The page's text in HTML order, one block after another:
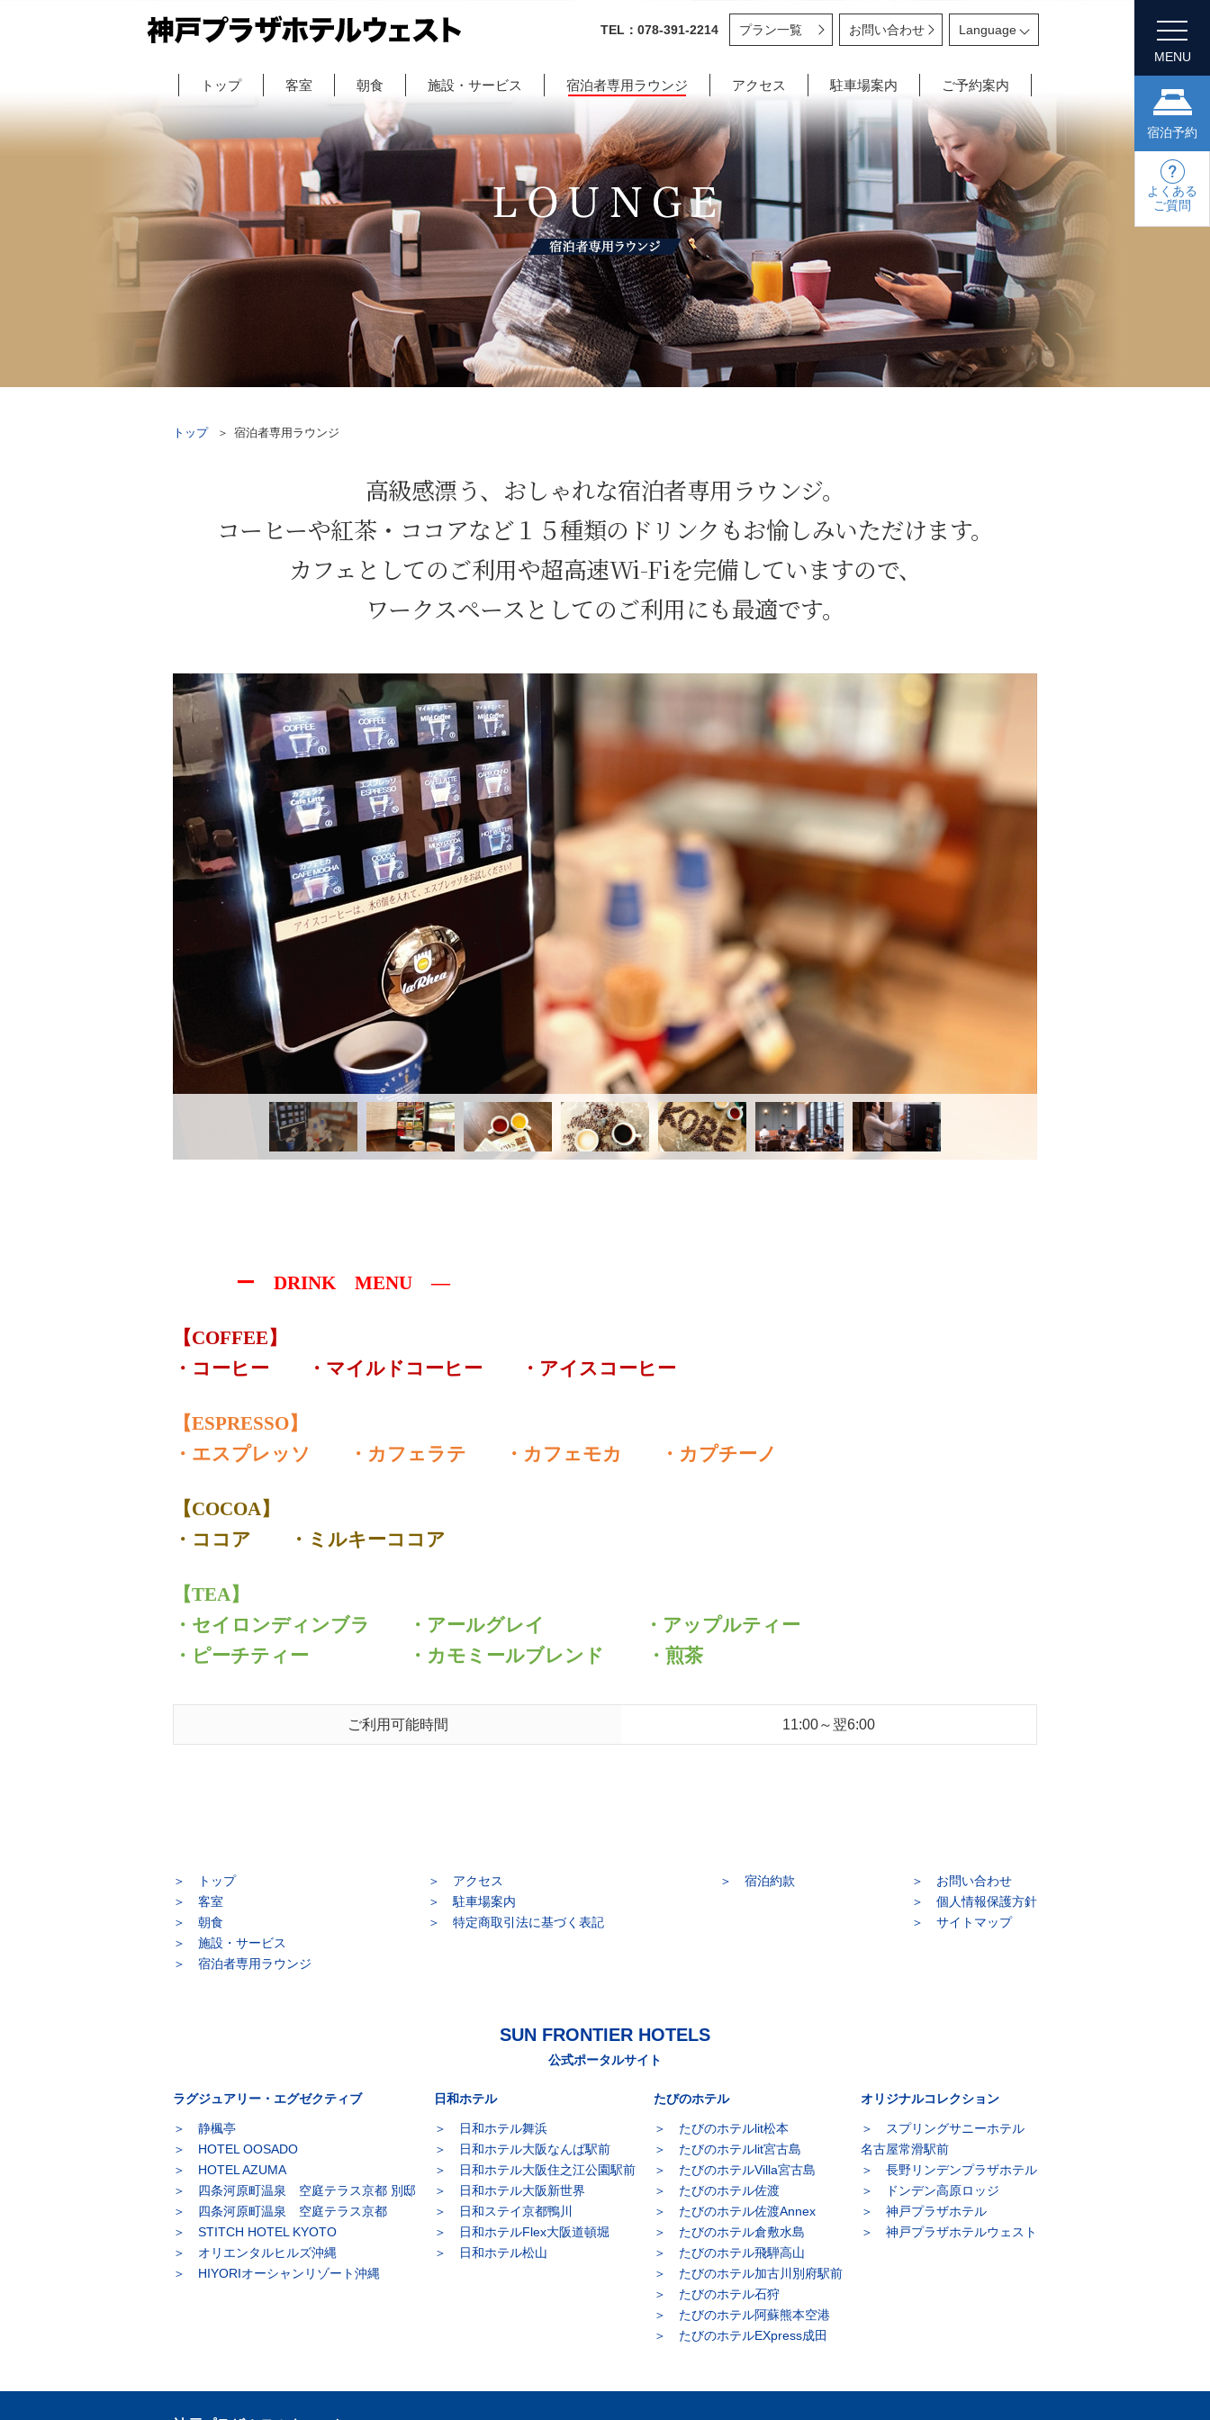
TEL：078-391-2214 プラン一覧 お問い合わせ
トップ 客室 朝食 施設・サービス 宿泊者専用ラウンジ アクセス 駐車場案内 ご予約案内
宿泊予約
MENU
よくある
ご質問
トップ 宿泊者専用ラウンジ
宿泊者専用ラウンジ
高級感漂う、おしゃれな宿泊者専用ラウンジ。
コーヒーや紅茶・ココアなど１５種類のドリンクもお愉しみいただけます。
カフェとしてのご利用や超高速Wi-Fiを完備していますので、
ワークスペースとしてのご利用にも最適です。
ー DRINK MENU ―
【COFFEE】
・コーヒー ・マイルドコーヒー ・アイスコーヒー
【ESPRESSO】
・エスプレッソ ・カフェラテ ・カフェモカ ・カプチーノ
【COCOA】
・ココア ・ミルキーココア
【TEA】
・セイロンディンブラ ・アールグレイ ・アップルティー
・ピーチティー ・カモミールブレンド ・煎茶
ご利用可能時間 11:00～翌6:00
トップ
客室
朝食
施設・サービス
宿泊者専用ラウンジ
アクセス
駐車場案内
特定商取引法に基づく表記
宿泊約款
お問い合わせ
個人情報保護方針
サイトマップ
SUN FRONTIER HOTELS
公式ポータルサイト
ラグジュアリー・エグゼクティブ
静楓亭
HOTEL OOSADO
HOTEL AZUMA
四条河原町温泉 空庭テラス京都 別邸
四条河原町温泉 空庭テラス京都
STITCH HOTEL KYOTO
オリエンタルヒルズ沖縄
HIYORIオーシャンリゾート沖縄
日和ホテル
日和ホテル舞浜
日和ホテル大阪なんば駅前
日和ホテル大阪住之江公園駅前
日和ホテル大阪新世界
日和ステイ京都鴨川
日和ホテルFlex大阪道頓堀
日和ホテル松山
たびのホテル
たびのホテルlit松本
たびのホテルlit宮古島
たびのホテルVilla宮古島
たびのホテル佐渡
たびのホテル佐渡Annex
たびのホテル倉敷水島
たびのホテル飛騨高山
たびのホテル加古川別府駅前
たびのホテル石狩
たびのホテル阿蘇熊本空港
たびのホテルEXpress成田
オリジナルコレクション
スプリングサニーホテル
名古屋常滑駅前
長野リンデンプラザホテル
ドンデン高原ロッジ
神戸プラザホテル
神戸プラザホテルウェスト